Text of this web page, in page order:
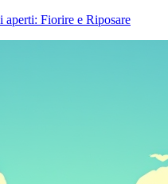
Fiorire e Riposare